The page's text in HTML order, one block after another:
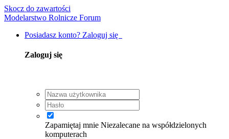
Skocz do zawartości
Modelarstwo Rolnicze Forum
Posiadasz konto? Zaloguj się
Zaloguj się
Zapamiętaj mnie Niezalecane na współdzielonych
komputerach